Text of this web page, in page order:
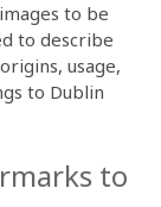
to be
to describe
usage,
to Dublin
to